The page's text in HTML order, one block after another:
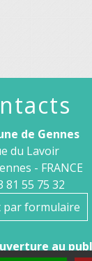
de Gennes
du Lavoir
- FRANCE
81 55 75 32
par formulaire
au